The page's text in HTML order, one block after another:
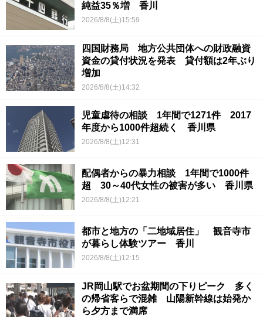
純益35％増 香川
2026/8/8(土)15:59
四国財務局 地方公共団体への財政融資
資金の貸付状況を発表 貸付額は2年ぶり
増加
2026/8/8(土)14:32
児童虐待の相談 1年間で1271件 2017
年度から1000件超続く 香川県
2026/8/8(土)12:31
配偶者からの暴力相談 1年間で1000件
超 30～40代女性の被害が多い 香川県
2026/8/8(土)12:21
都市と地方の「二地域居住」 観音寺市
が暮らし体験ツアー 香川
2026/8/8(土)12:15
JR岡山駅でお盆期間の下りピーク 多く
の帰省客らで混雑 山陽新幹線は始発か
ら夕方まで満席